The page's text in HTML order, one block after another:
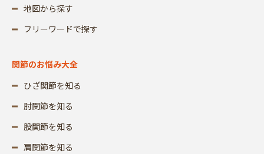
地図から探す
フリーワードで探す
関節のお悩み大全
ひざ関節を知る
肘関節を知る
股関節を知る
肩関節を知る